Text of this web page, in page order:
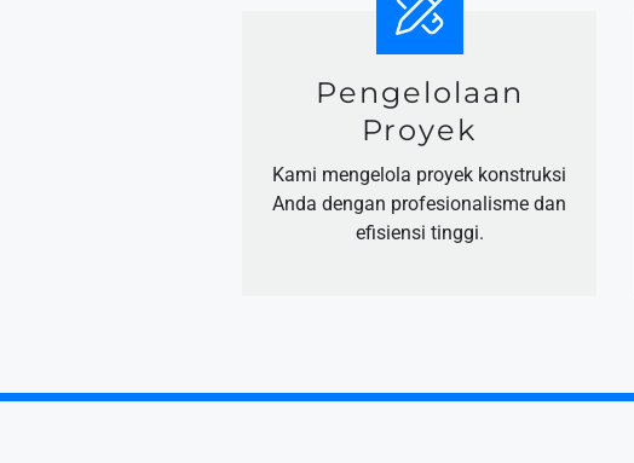
Pengelolaan
Proyek
Kami mengelola proyek konstruksi
Anda dengan profesionalisme dan
efisiensi tinggi.